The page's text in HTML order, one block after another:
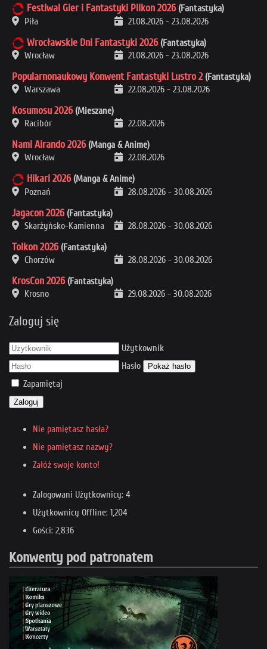
Festiwal Gier i Fantastyki Pilkon 2026 (Fantastyka)
Piła
21.08.2026 - 23.08.2026
Wrocławskie Dni Fantastyki 2026 (Fantastyka)
Wrocław
21.08.2026 - 23.08.2026
Popularnonaukowy Konwent Fantastyki Lustro 2 (Fantastyka)
Warszawa
22.08.2026 - 23.08.2026
Kosumosu 2026 (Mieszane)
Racibór
22.08.2026
Nami Airando 2026 (Manga & Anime)
Wrocław
22.08.2026
Hikari 2026 (Manga & Anime)
Poznań
28.08.2026 - 30.08.2026
Jagacon 2026 (Fantastyka)
Skarżyńsko-Kamienna
28.08.2026 - 30.08.2026
Tolkon 2026 (Fantastyka)
Chorzów
28.08.2026 - 30.08.2026
KrosCon 2026 (Fantastyka)
Krosno
29.08.2026 - 30.08.2026
Zaloguj się
Użytkownik
Hasło
Pokaż hasło
Zapamiętaj
Zaloguj
Nie pamiętasz hasła?
Nie pamiętasz nazwy?
Załóż swoje konto!
Zalogowani Użytkownicy: 4
Użytkownicy Offline: 1,204
Gości: 2,836
Konwenty pod patronatem